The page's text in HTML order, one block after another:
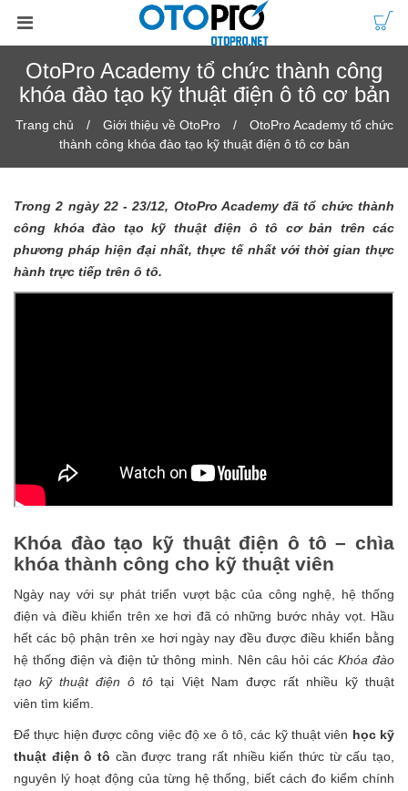
OtoPro Academy tổ chức thành công
khóa đào tạo kỹ thuật điện ô tô cơ bản
Trang chủ Giới thiệu về OtoPro
OtoPro Academy tổ chức
thành công khóa đào tạo kỹ thuật điện ô tô cơ bản
Trong 2 ngày 22 - 23/12, OtoPro Academy đã tổ chức thành
công khóa đào tạo kỹ thuật điện ô tô cơ bản trên các
phương pháp hiện đại nhất, thực tế nhất với thời gian thực
hành trực tiếp trên ô tô.
Khóa đào tạo kỹ thuật điện ô tô – chìa
khóa thành công cho kỹ thuật viên
Ngày nay với sự phát triển vượt bậc của công nghệ, hệ thống
điện và điều khiển trên xe hơi đã có những bước nhảy vọt. Hầu
hết các bộ phận trên xe hơi ngày nay đều được điều khiển bằng
hệ thống điện và điện tử thông minh. Nên câu hỏi các Khóa đào
tạo kỹ thuật điện ô tô tại Việt Nam được rất nhiều kỹ thuật
viên tìm kiếm.
Để thực hiện được công việc độ xe ô tô, các kỹ thuật viên học kỹ
thuật điện ô tô cần được trang rất nhiều kiến thức từ cấu tạo,
nguyên lý hoạt động của từng hệ thống, biết cách đo kiểm chính